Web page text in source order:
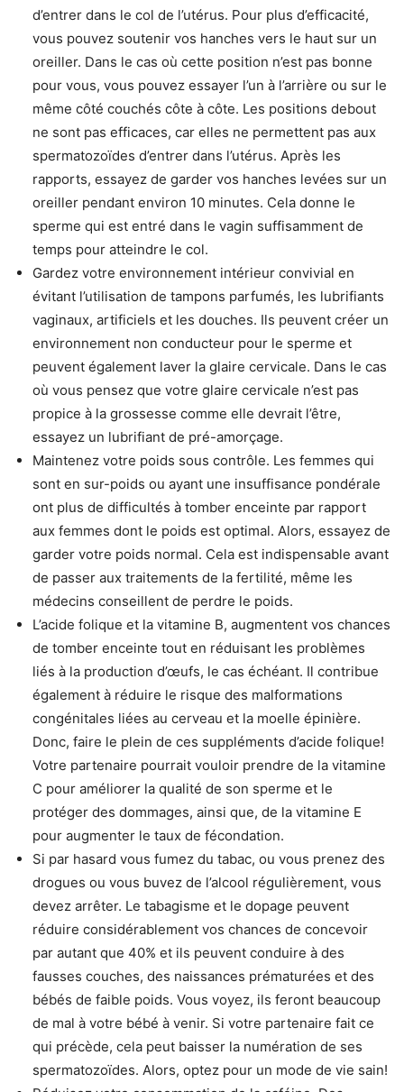
d’entrer dans le col de l’utérus. Pour plus d’efficacité,
vous pouvez soutenir vos hanches vers le haut sur un
oreiller. Dans le cas où cette position n’est pas bonne
pour vous, vous pouvez essayer l’un à l’arrière ou sur le
même côté couchés côte à côte. Les positions debout
ne sont pas efficaces, car elles ne permettent pas aux
spermatozoïdes d’entrer dans l’utérus. Après les
rapports, essayez de garder vos hanches levées sur un
oreiller pendant environ 10 minutes. Cela donne le
sperme qui est entré dans le vagin suffisamment de
temps pour atteindre le col.
Gardez votre environnement intérieur convivial en
évitant l’utilisation de tampons parfumés, les lubrifiants
vaginaux, artificiels et les douches. Ils peuvent créer un
environnement non conducteur pour le sperme et
peuvent également laver la glaire cervicale. Dans le cas
où vous pensez que votre glaire cervicale n’est pas
propice à la grossesse comme elle devrait l’être,
essayez un lubrifiant de pré-amorçage.
Maintenez votre poids sous contrôle. Les femmes qui
sont en sur-poids ou ayant une insuffisance pondérale
ont plus de difficultés à tomber enceinte par rapport
aux femmes dont le poids est optimal. Alors, essayez de
garder votre poids normal. Cela est indispensable avant
de passer aux traitements de la fertilité, même les
médecins conseillent de perdre le poids.
L’acide folique et la vitamine B, augmentent vos chances
de tomber enceinte tout en réduisant les problèmes
liés à la production d’œufs, le cas échéant. Il contribue
également à réduire le risque des malformations
congénitales liées au cerveau et la moelle épinière.
Donc, faire le plein de ces suppléments d’acide folique!
Votre partenaire pourrait vouloir prendre de la vitamine
C pour améliorer la qualité de son sperme et le
protéger des dommages, ainsi que, de la vitamine E
pour augmenter le taux de fécondation.
Si par hasard vous fumez du tabac, ou vous prenez des
drogues ou vous buvez de l’alcool régulièrement, vous
devez arrêter. Le tabagisme et le dopage peuvent
réduire considérablement vos chances de concevoir
par autant que 40% et ils peuvent conduire à des
fausses couches, des naissances prématurées et des
bébés de faible poids. Vous voyez, ils feront beaucoup
de mal à votre bébé à venir. Si votre partenaire fait ce
qui précède, cela peut baisser la numération de ses
spermatozoïdes. Alors, optez pour un mode de vie sain!